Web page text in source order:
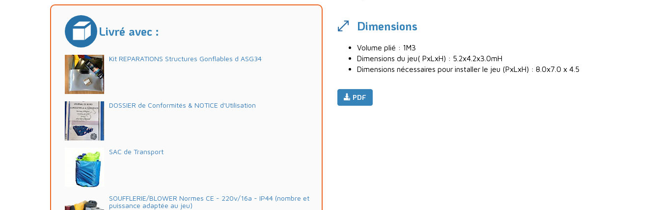
Livré avec :
Kit REPARATIONS Structures Gonflables d ASG34
DOSSIER de Conformités & NOTICE d'Utilisation
SAC de Transport
SOUFFLERIE/BLOWER Normes CE - 220v/16a - IP44 (nombre et
puissance adaptée au jeu)
Dimensions
Volume plié : 1M3
Dimensions du jeu( PxLxH) : 5.2x4.2x3.0mH
Dimensions nécessaires pour installer le jeu (PxLxH) : 8.0x7.0 x 4.5
PDF